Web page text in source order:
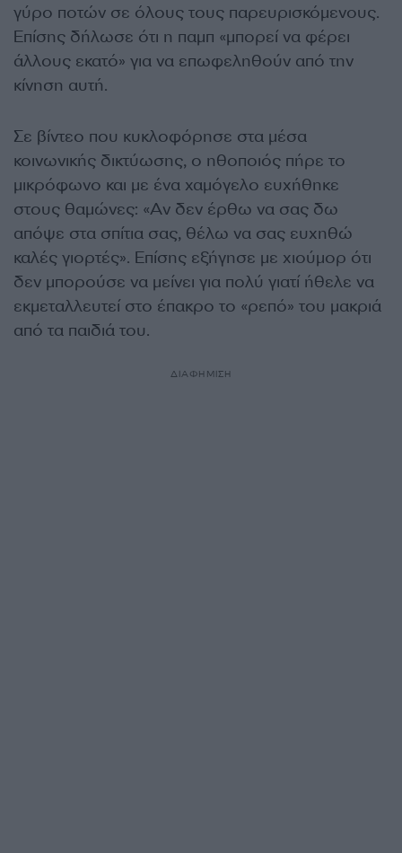
γύρο ποτών σε όλους τους παρευρισκόμενους.
Επίσης δήλωσε ότι η παμπ «μπορεί να φέρει
άλλους εκατό» για να επωφεληθούν από την
κίνηση αυτή.
Σε βίντεο που κυκλοφόρησε στα μέσα
κοινωνικής δικτύωσης, ο ηθοποιός πήρε το
μικρόφωνο και με ένα χαμόγελο ευχήθηκε
στους θαμώνες: «Αν δεν έρθω να σας δω
απόψε στα σπίτια σας, θέλω να σας ευχηθώ
καλές γιορτές». Επίσης εξήγησε με χιούμορ ότι
δεν μπορούσε να μείνει για πολύ γιατί ήθελε να
εκμεταλλευτεί στο έπακρο το «ρεπό» του μακριά
από τα παιδιά του.
ΔΙΑΦΗΜΙΣΗ